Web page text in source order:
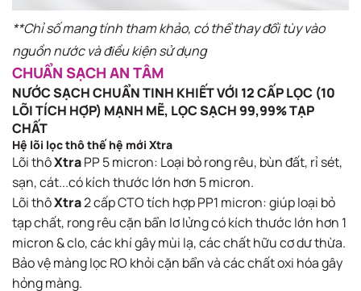
*​*Chỉ số mang tính tham khảo, có thể thay đổi tùy vào
nguồn nước và điều kiện sử dụng
CHUẨN SẠCH AN TÂM
NƯỚC SẠCH CHUẨN TINH KHIẾT VỚI 12 CẤP LỌC (10
LÕI TÍCH HỢP) MẠNH MẼ, LỌC SẠCH 99,99% TẠP
CHẤT
Hệ lõi lọc thô thế hệ mới Xtra
Lõi thôXtraPP 5 micron​: Loại bỏ rong rêu, bùn đất, rỉ sét,
sạn, cát...có kích thước lớn hơn 5 micron.
Lõi thôXtra2 cấp CTO tích hợp PP1 micron: giúp loại bỏ
tạp chất, rong rêu cặn bẩn lơ lửng có kích thước lớn hơn 1
micron & clo, các khí gây mùi lạ, các chất hữu cơ dư thừa.
Bảo vệ màng lọc RO khỏi cặn bẩn và các chất oxi hóa gây
hỏng màng.